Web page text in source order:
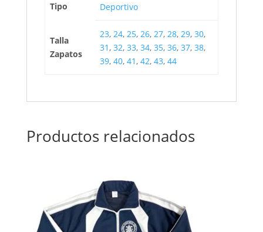
Tipo Deportivo
Talla
Zapatos
23, 24, 25, 26, 27, 28, 29, 30,
31, 32, 33, 34, 35, 36, 37, 38,
39, 40, 41, 42, 43, 44
Productos relacionados